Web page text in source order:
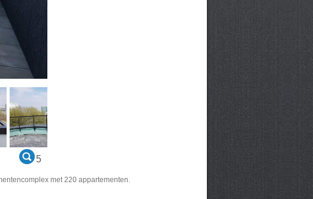
5
met 220 appartementen.